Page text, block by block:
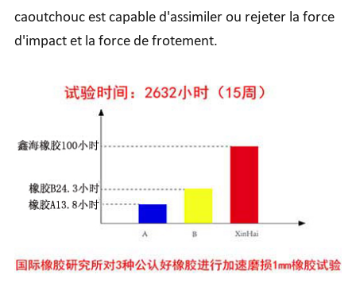
caoutchouc est capable d'assimiler ou rejeter la force
d'impact et la force de frotement.